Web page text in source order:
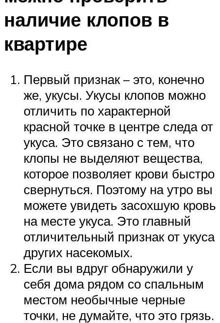
наличие клопов в
квартире
Первый признак – это, конечно
же, укусы. Укусы клопов можно
отличить по характерной
красной точке в центре следа от
укуса. Это связано с тем, что
клопы не выделяют вещества,
которое позволяет крови быстро
свернуться. Поэтому на утро вы
можете увидеть засохшую кровь
на месте укуса. Это главный
отличительный признак от укуса
других насекомых.
Если вы вдруг обнаружили у
себя дома рядом со спальным
местом необычные черные
точки, не думайте, что это грязь.